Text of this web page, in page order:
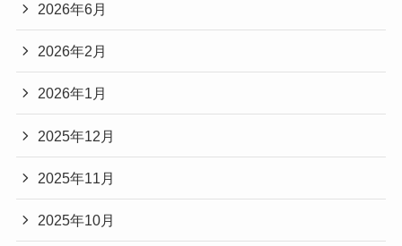
2026年6月
2026年2月
2026年1月
2025年12月
2025年11月
2025年10月